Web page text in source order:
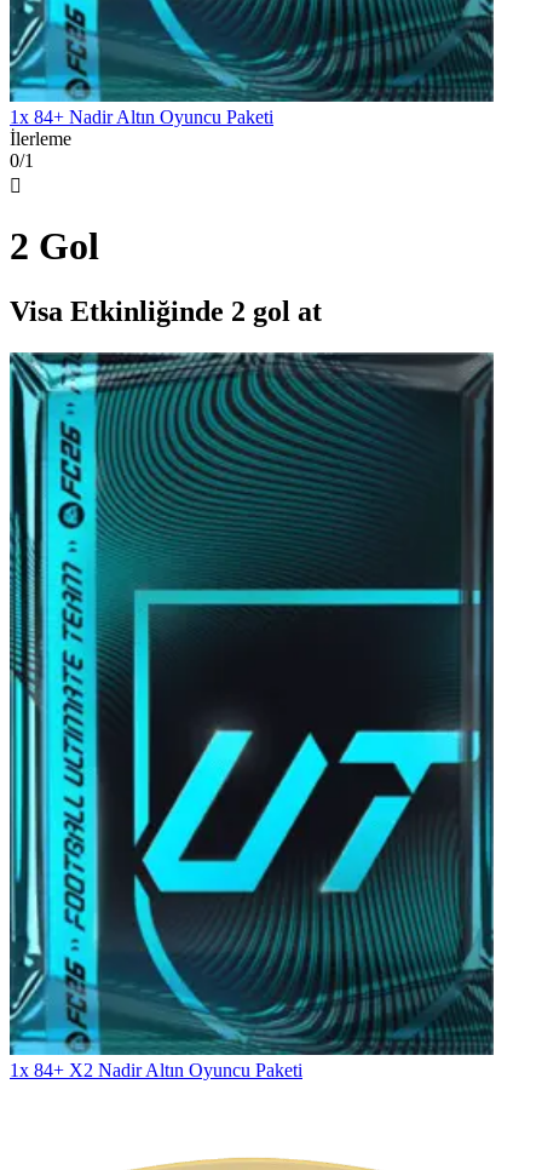
1x 84+ Nadir Altın Oyuncu Paketi
İlerleme
0/1

2 Gol
Visa Etkinliğinde 2 gol at
1x 84+ X2 Nadir Altın Oyuncu Paketi